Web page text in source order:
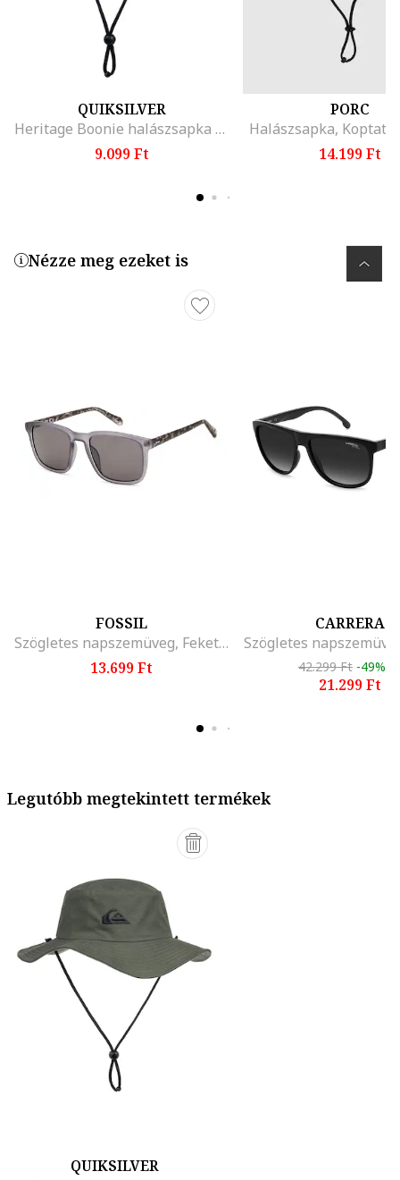
QUIKSILVER
Heritage Boonie halászsapka hímzett logóval, Fehér/Sötétkék
9.099 Ft
PORC
Halászsapka,
14.199 Ft
Nézze meg ezeket is
FOSSIL
Szögletes napszemüveg, Fekete/Hamuszürke
13.699 Ft
CARRERA
Szögletes
42.299 Ft -49%
21.299 Ft
Legutóbb megtekintett termékek
QUIKSILVER